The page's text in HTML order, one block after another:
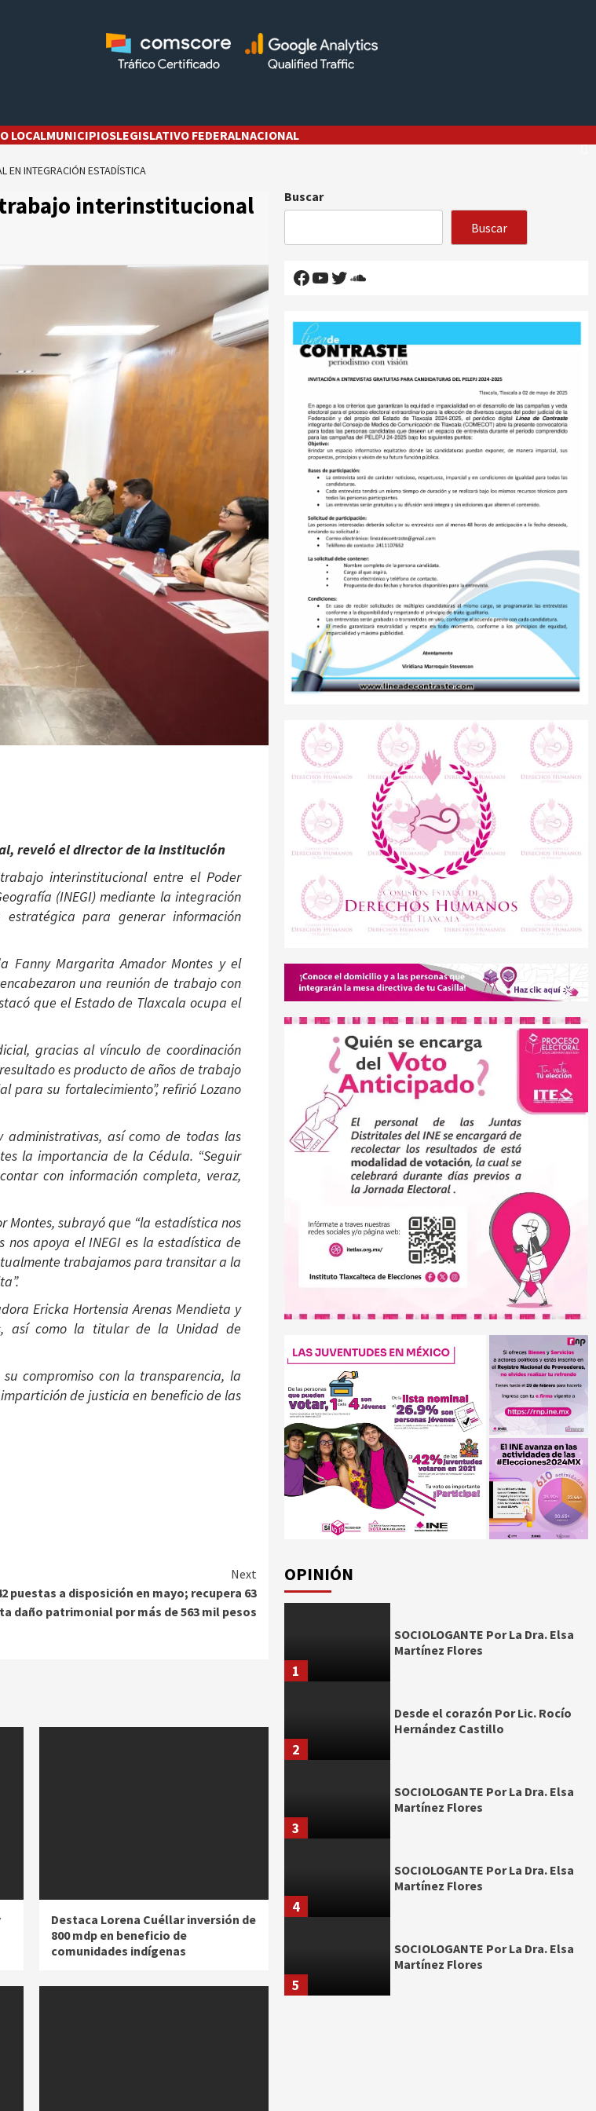
LOCALMUNICIPIOSLEGISLATIVO FEDERALNACIONAL
EN INTEGRACIÓN ESTADÍSTICA
trabajo interinstitucional
reveló el director de la institución
interinstitucional entre el Poder
(INEGI) mediante la integración
estratégica para generar información
Fanny Margarita Amador Montes y el
una reunión de trabajo con
que el Estado de Tlaxcala ocupa el
gracias al vínculo de coordinación
es producto de años de trabajo
para su fortalecimiento”, refirió Lozano
administrativas, así como de todas las
la importancia de la Cédula. “Seguir
con información completa, veraz,
subrayó que “la estadística nos
apoya el INEGI es la estadística de
trabajamos para transitar a la
Ericka Hortensia Arenas Mendieta y
así como la titular de la Unidad de
compromiso con la transparencia, la
de justicia en beneficio de las
Next
puestas a disposición en mayo; recupera 63
daño patrimonial por más de 563 mil pesos
Destaca Lorena Cuéllar inversión de
800 mdp en beneficio de
comunidades indígenas
Buscar
Buscar
Facebook
YouTube
Twitter
SoundCloud
OPINIÓN
1
SOCIOLOGANTE Por La Dra. Elsa
Martínez Flores
2
Desde el corazón Por Lic. Rocío
Hernández Castillo
3
SOCIOLOGANTE Por La Dra. Elsa
Martínez Flores
4
SOCIOLOGANTE Por La Dra. Elsa
Martínez Flores
5
SOCIOLOGANTE Por La Dra. Elsa
Martínez Flores